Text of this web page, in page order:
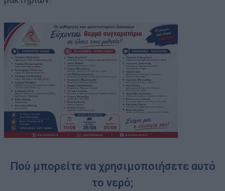
Πού μπορείτε να χρησιμοποιήσετε αυτό
το νερό;